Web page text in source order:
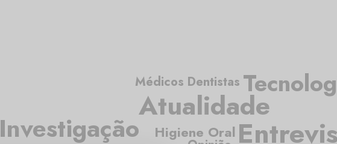
Atualidade
Médicos Dentistas
Higiene Oral
Investigação